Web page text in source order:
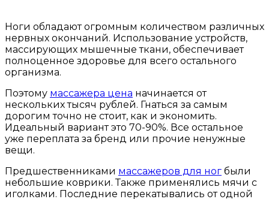
Ноги обладают огромным количеством различных
нервных окончаний. Использование устройств,
массирующих мышечные ткани, обеспечивает
полноценное здоровье для всего остального
организма.
Поэтому массажера цена начинается от
нескольких тысяч рублей. Гнаться за самым
дорогим точно не стоит, как и экономить.
Идеальный вариант это 70-90%. Все остальное
уже переплата за бренд или прочие ненужные
вещи.
Предшественниками массажеров для ног были
небольшие коврики. Также применялись мячи с
иголками. Последние перекатывались от одной